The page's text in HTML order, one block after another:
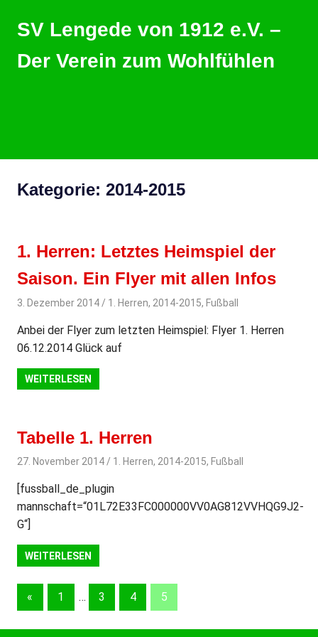
InhaltSV Lengede von 1912 e.V. –
Der Verein zum Wohlfühlen
Kategorie: 2014-2015
1. Herren: Letztes Heimspiel der
Saison. Ein Flyer mit allen Infos
3. Dezember 2014 svladmin
1. Herren, 2014-2015, Fußball
Anbei der Flyer zum letzten Heimspiel: Flyer 1. Herren
06.12.2014 Glück auf
WEITERLESEN
Tabelle 1. Herren
27. November 2014 svladmin
1. Herren, 2014-2015, Fußball
[fussball_de_plugin
mannschaft=“01L72E33FC000000VV0AG812VVHQG9J2-
G“]
WEITERLESEN
Beitragsnavigation
« Vorherige
Beiträge
1 … 3 4 5